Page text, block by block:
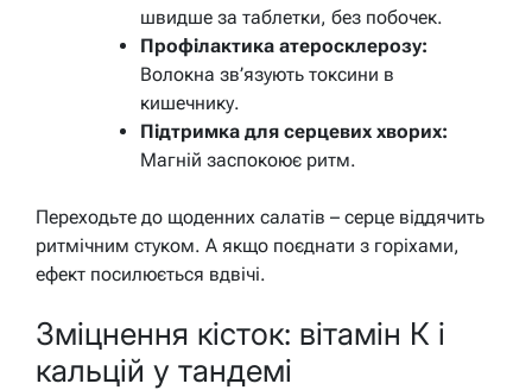
швидше за таблетки, без побочек.
Профілактика атеросклерозу:
Волокна зв’язують токсини в
кишечнику.
Підтримка для серцевих хворих:
Магній заспокоює ритм.
Переходьте до щоденних салатів – серце віддячить
ритмічним стуком. А якщо поєднати з горіхами,
ефект посилюється вдвічі.
Зміцнення кісток: вітамін К і
кальцій у тандемі